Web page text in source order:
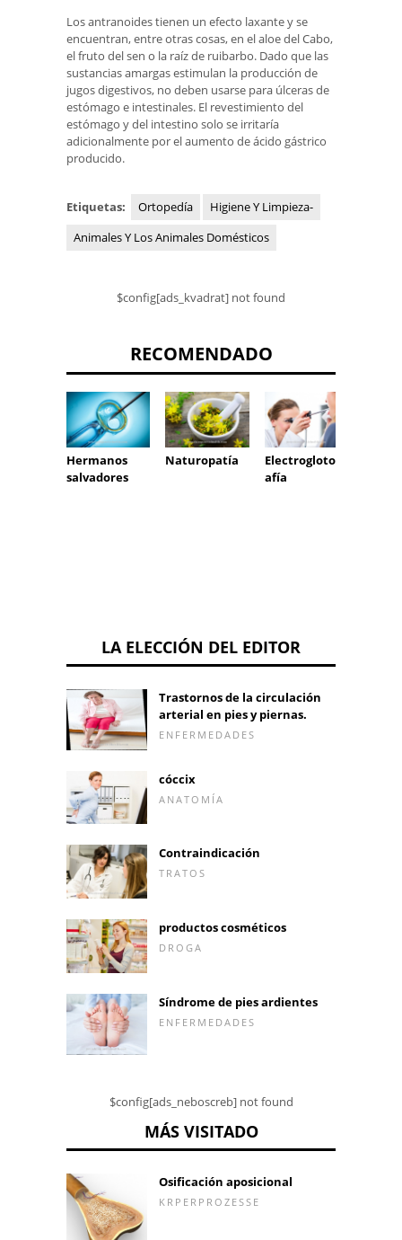
Los antranoides tienen un efecto laxante y se
encuentran, entre otras cosas, en el aloe del Cabo,
el fruto del sen o la raíz de ruibarbo. Dado que las
sustancias amargas estimulan la producción de
jugos digestivos, no deben usarse para úlceras de
estómago e intestinales. El revestimiento del
estómago y del intestino solo se irritaría
adicionalmente por el aumento de ácido gástrico
producido.
Etiquetas: Ortopedía
Higiene Y Limpieza-
Animales Y Los Animales Domésticos
$config[ads_kvadrat] not found
RECOMENDADO
Hermanos
salvadores
Naturopatía
Electroglotogr
afía
LA ELECCIÓN DEL EDITOR
Trastornos de la circulación
arterial en pies y piernas.
ENFERMEDADES
cóccix
ANATOMÍA
Contraindicación
TRATOS
productos cosméticos
DROGA
Síndrome de pies ardientes
ENFERMEDADES
$config[ads_neboscreb] not found
MÁS VISITADO
Osificación aposicional
KRPERPROZESSE